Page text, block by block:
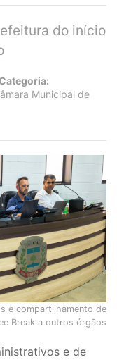
do início
Municipal de
e compartilhamento de
Break a outros órgãos
e de